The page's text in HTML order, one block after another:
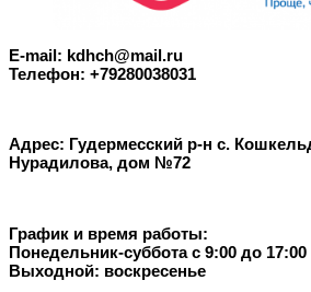
E-mail: kdhch@mail.ru
Телефон: +79280038031
Адрес: Гудермесский р-н с.
Нурадилова, дом №72
График и время работы:
Понедельник-суббота с 9:00 до 17:00
Выходной: воскресенье